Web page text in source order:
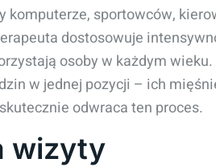
komputerze, sportowców,
dostosowuje
osoby w każdym
w jednej pozycji – ich
odwraca ten proces.
wizyty